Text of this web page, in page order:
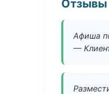
Отзывы
Афиша
—